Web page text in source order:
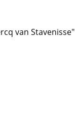
van Stavenisse"